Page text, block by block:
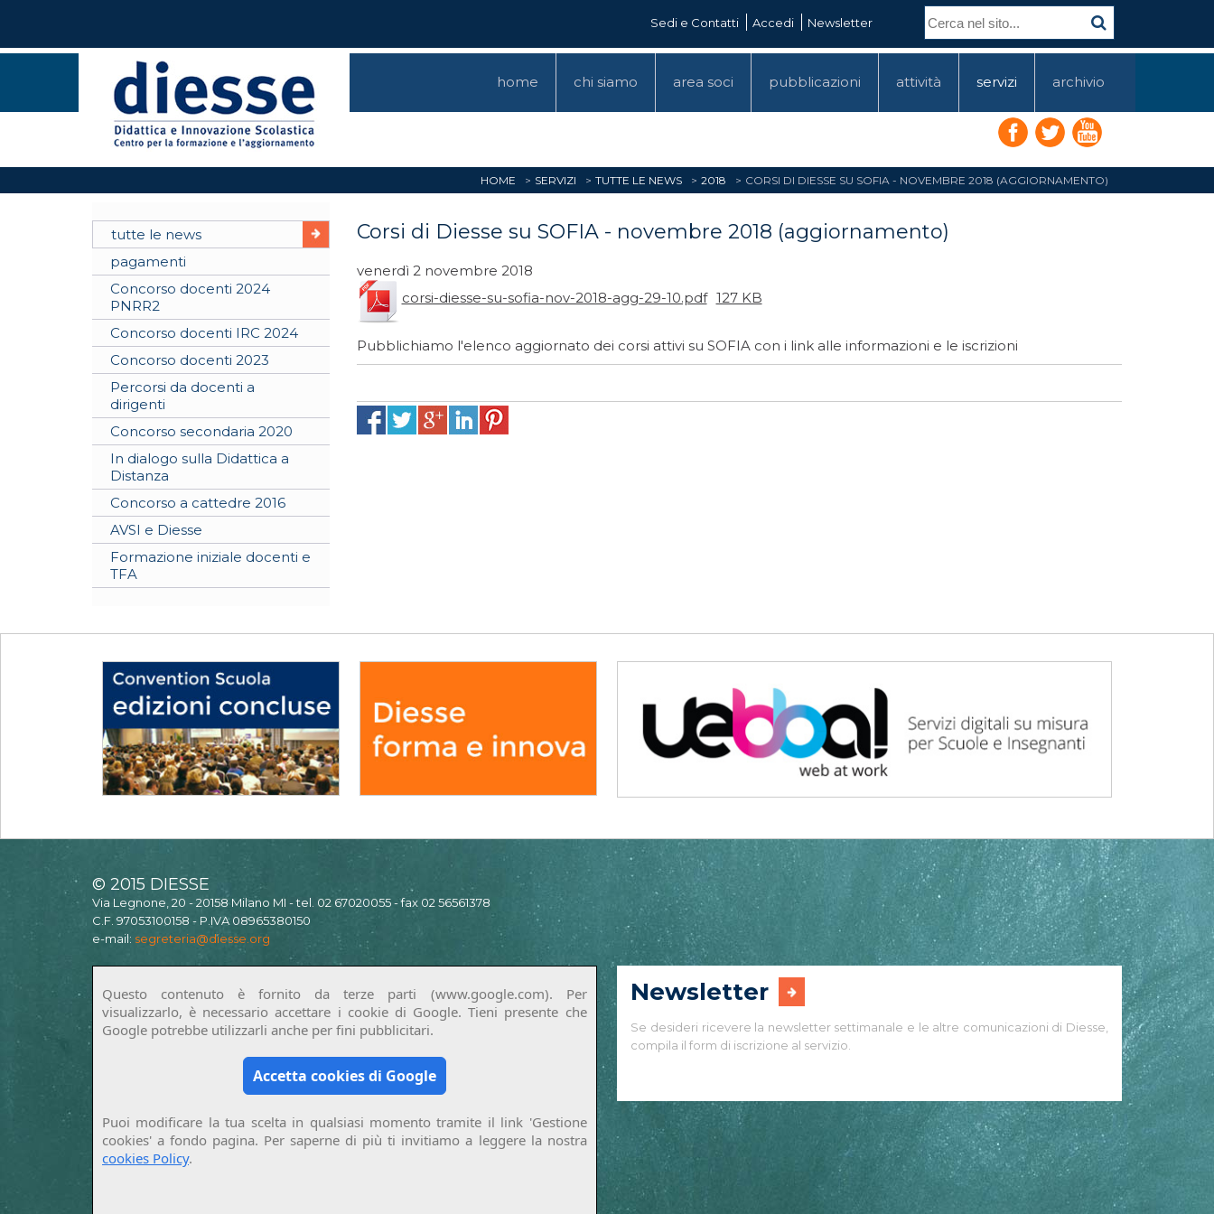
Sedi e Contatti Accedi Newsletter
home chi siamo area soci pubblicazioni attività servizi archivio
HOME SERVIZI TUTTE LE NEWS 2018 CORSI DI DIESSE SU SOFIA - NOVEMBRE 2018 (AGGIORNAMENTO)
tutte le news
pagamenti
Concorso docenti 2024
PNRR2
Concorso docenti IRC 2024
Concorso docenti 2023
Percorsi da docenti a
dirigenti
Concorso secondaria 2020
In dialogo sulla Didattica a
Distanza
Concorso a cattedre 2016
AVSI e Diesse
Formazione iniziale docenti e
TFA
Corsi di Diesse su SOFIA - novembre 2018 (aggiornamento)
venerdì 2 novembre 2018
corsi-diesse-su-sofia-nov-2018-agg-29-10.pdf 127 KB
Pubblichiamo l'elenco aggiornato dei corsi attivi su SOFIA con i link alle informazioni e le iscrizioni
© 2015 DIESSE
Via Legnone, 20 - 20158 Milano MI - tel. 02 67020055 - fax 02 56561378
C.F. 97053100158 - P.IVA 08965380150
e-mail: segreteria@diesse.org
Questo contenuto è fornito da terze parti (www.google.com). Per
visualizzarlo, è necessario accettare i cookie di Google. Tieni presente che
Google potrebbe utilizzarli anche per fini pubblicitari.
Accetta cookies di Google
Puoi modificare la tua scelta in qualsiasi momento tramite il link 'Gestione
cookies' a fondo pagina. Per saperne di più ti invitiamo a leggere la nostra
cookies Policy.
Newsletter
Se desideri ricevere la newsletter settimanale e le altre comunicazioni di Diesse,
compila il form di iscrizione al servizio.